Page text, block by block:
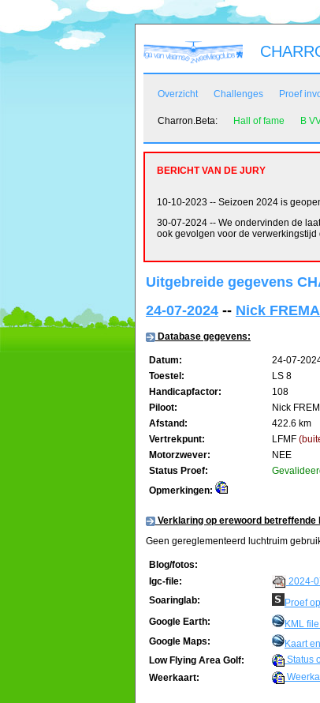
Overzicht Challenges Proef
Charron.Beta: Hall of fame B
BERICHT VAN DE JURY
10-10-2023 -- Seizoen 2024 is
30-07-2024 -- We ondervinden de
ook gevolgen voor de
Uitgebreide gegevens
24-07-2024 -- Nick
Database gegevens:
Datum: 24-07-
Toestel:
LS 8
Handicapfactor:
108
Piloot:
Nick
Afstand:
422.6 km
Vertrekpunt:
LFMF
Motorzwever:
NEE
Status Proef:
Opmerkingen:
Verklaring op erewoord
Geen gereglementeerd luchtruim
Blog/fotos:
Igc-file:
2024-
Soaringlab:
Proef
Google Earth:
KML
Google Maps:
Kaart
Low Flying Area Golf:
Status
Weerkaart: